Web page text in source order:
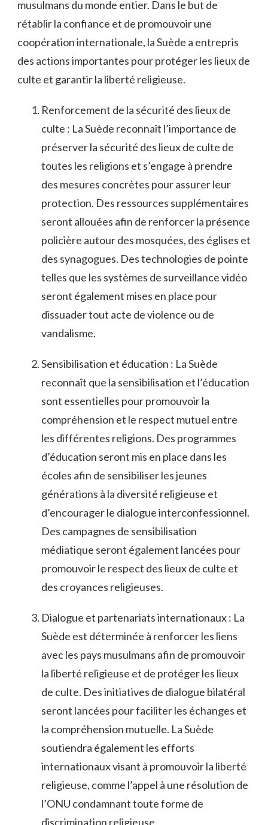
musulmans du monde entier. ‍Dans⁣ le but ​de
⁤rétablir⁤ la confiance et de ⁤promouvoir⁤ une
coopération internationale, la‌ Suède‍ a ‍entrepris
des actions importantes pour protéger les lieux ‍de
⁣culte ‌et garantir​ la⁣ liberté religieuse.
Renforcement de la sécurité des lieux de
culte : ⁣La Suède reconnaît ⁢l’importance de
préserver la sécurité‌ des lieux de culte de
toutes les religions et s’engage à prendre
des mesures concrètes pour assurer‌ leur
protection. ‍Des ressources supplémentaires
seront allouées afin ​de ⁢renforcer la ⁤présence
⁣policière autour des mosquées, des églises‍ et
⁢des⁣ synagogues. Des technologies​ de pointe
telles que les systèmes de surveillance vidéo
seront également mises en place pour
dissuader⁤ tout acte de ⁢violence ou de
vandalisme.
Sensibilisation et éducation : La Suède
reconnaît que la sensibilisation et⁢ l’éducation
‍sont essentielles pour promouvoir la
compréhension et le ​respect mutuel ⁤entre
les différentes religions. Des programmes
d’éducation seront mis⁢ en place ⁤dans ⁢les
écoles afin‌ de sensibiliser les jeunes⁢
générations à la diversité religieuse ​et
d’encourager le dialogue interconfessionnel.‍
Des⁤ campagnes de sensibilisation
médiatique seront‌ également lancées pour
‌promouvoir​ le‍ respect des lieux de culte ​et
des croyances ‍religieuses.
Dialogue et partenariats internationaux : La
Suède est déterminée à renforcer les‍ liens
⁢avec les ‍pays ‌musulmans afin de promouvoir
la ⁢liberté ​religieuse et de protéger les ⁣lieux
de culte. Des​ initiatives de ‌dialogue⁢ bilatéral
seront ⁤lancées pour faciliter les échanges et
la compréhension mutuelle. La Suède
⁣soutiendra également les efforts
⁣internationaux visant à promouvoir ​la liberté
religieuse, comme ⁣l’appel ⁤à une résolution ⁣de
l’ONU ​condamnant toute forme de
discrimination religieuse.